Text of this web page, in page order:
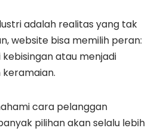
adalah realitas yang tak
website bisa memilih peran:
atau menjadi
cara pelanggan
pilihan akan selalu lebih